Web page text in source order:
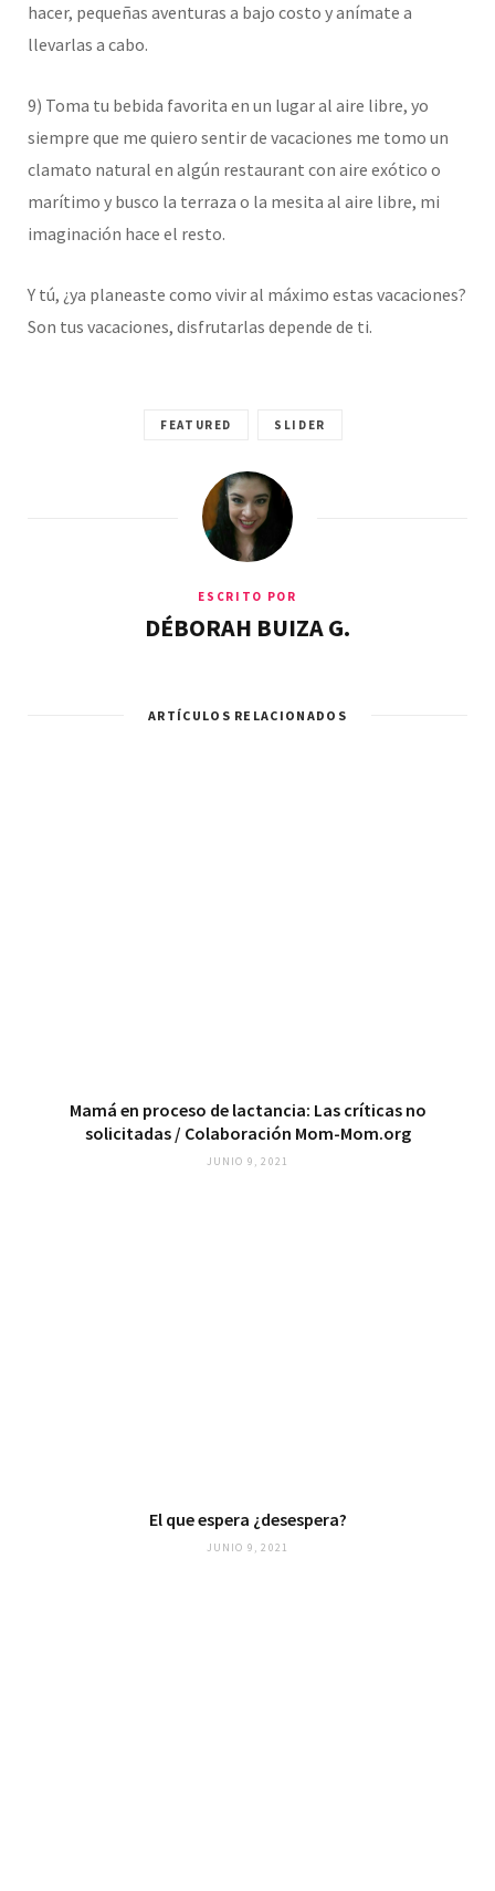
hacer, pequeñas aventuras a bajo costo y anímate a
llevarlas a cabo.
9) Toma tu bebida favorita en un lugar al aire libre, yo
siempre que me quiero sentir de vacaciones me tomo un
clamato natural en algún restaurant con aire exótico o
marítimo y busco la terraza o la mesita al aire libre, mi
imaginación hace el resto.
Y tú, ¿ya planeaste como vivir al máximo estas vacaciones?
Son tus vacaciones, disfrutarlas depende de ti.
FEATURED SLIDER
ESCRITO POR
DÉBORAH BUIZA G.
ARTÍCULOS RELACIONADOS
Mamá en proceso de lactancia: Las críticas no
solicitadas / Colaboración Mom-Mom.org
JUNIO 9, 2021
El que espera ¿desespera?
JUNIO 9, 2021